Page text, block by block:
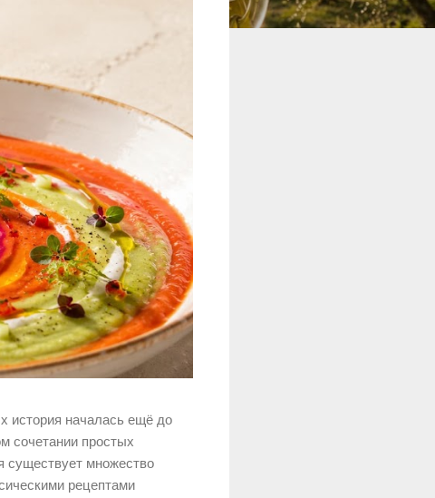
история началась ещё до
сочетании простых
существует множество
рецептами